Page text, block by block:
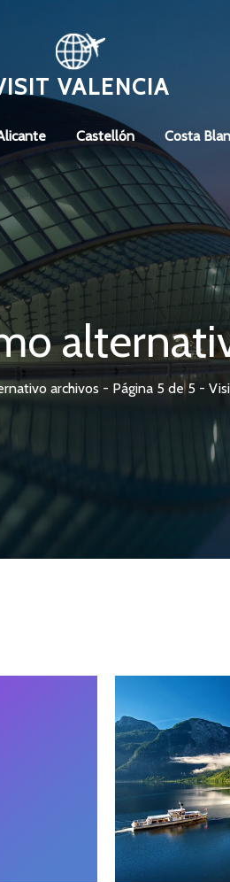
VALENCIA
Castellón Costa
archivos - Página 5 de 5 -